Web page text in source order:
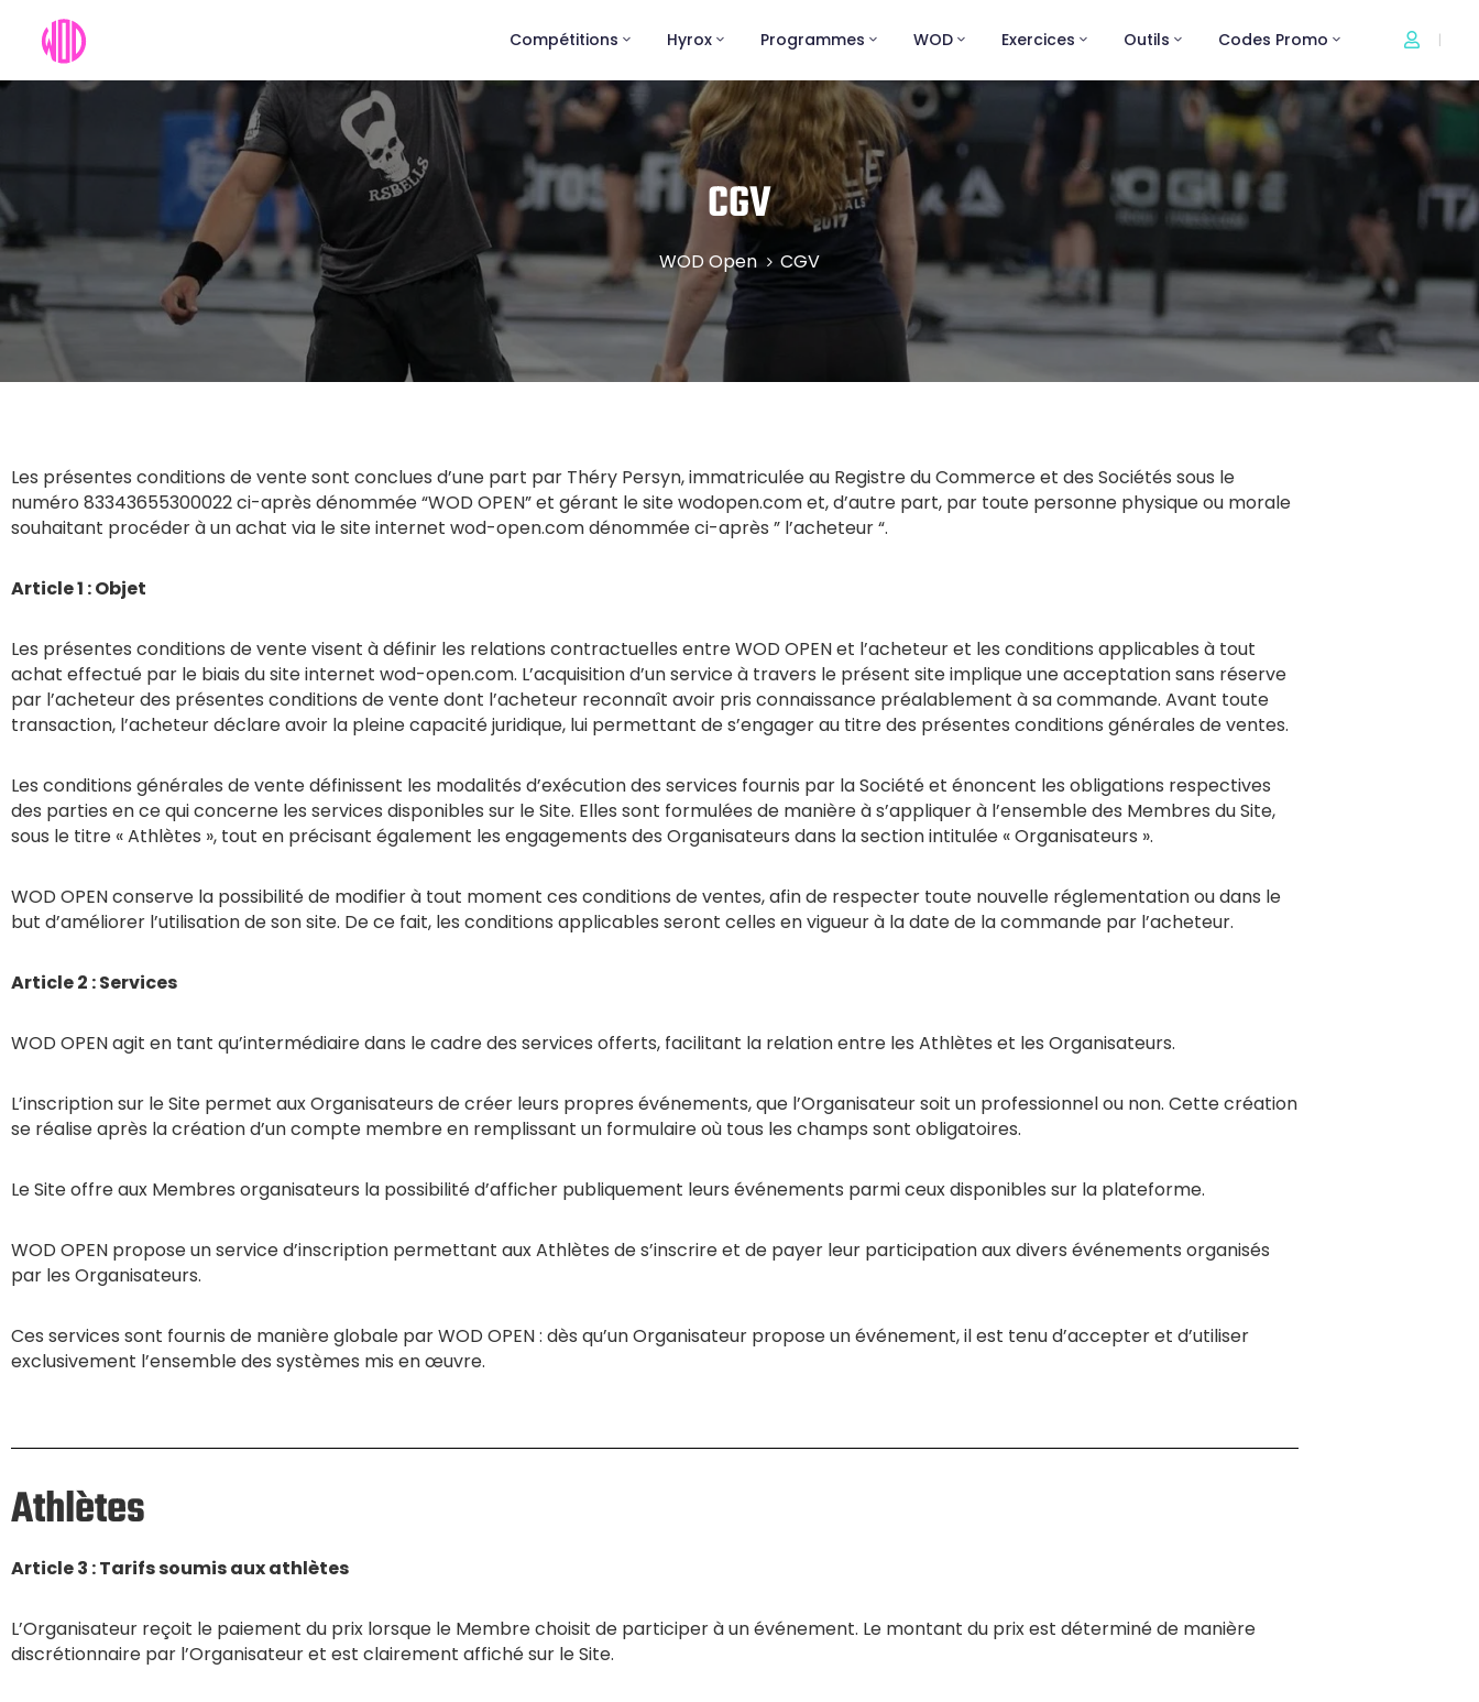
Compétitions Hyrox Programmes WOD Exercices Outils Codes Promo
CGV
WOD Open CGV
Les présentes conditions de vente sont conclues d’une part par Théry Persyn, immatriculée au Registre du Commerce et des Sociétés sous le
numéro 83343655300022 ci-après dénommée “WOD OPEN” et gérant le site wodopen.com et, d’autre part, par toute personne physique ou morale
souhaitant procéder à un achat via le site internet wod-open.com dénommée ci-après ” l’acheteur “.
Article 1 : Objet
Les présentes conditions de vente visent à définir les relations contractuelles entre WOD OPEN et l’acheteur et les conditions applicables à tout
achat effectué par le biais du site internet wod-open.com. L’acquisition d’un service à travers le présent site implique une acceptation sans réserve
par l’acheteur des présentes conditions de vente dont l’acheteur reconnaît avoir pris connaissance préalablement à sa commande. Avant toute
transaction, l’acheteur déclare avoir la pleine capacité juridique, lui permettant de s’engager au titre des présentes conditions générales de ventes.
Les conditions générales de vente définissent les modalités d’exécution des services fournis par la Société et énoncent les obligations respectives
des parties en ce qui concerne les services disponibles sur le Site. Elles sont formulées de manière à s’appliquer à l’ensemble des Membres du Site,
sous le titre « Athlètes », tout en précisant également les engagements des Organisateurs dans la section intitulée « Organisateurs ».
WOD OPEN conserve la possibilité de modifier à tout moment ces conditions de ventes, afin de respecter toute nouvelle réglementation ou dans le
but d’améliorer l’utilisation de son site. De ce fait, les conditions applicables seront celles en vigueur à la date de la commande par l’acheteur.
Article 2 : Services
WOD OPEN agit en tant qu’intermédiaire dans le cadre des services offerts, facilitant la relation entre les Athlètes et les Organisateurs.
L’inscription sur le Site permet aux Organisateurs de créer leurs propres événements, que l’Organisateur soit un professionnel ou non. Cette création
se réalise après la création d’un compte membre en remplissant un formulaire où tous les champs sont obligatoires.
Le Site offre aux Membres organisateurs la possibilité d’afficher publiquement leurs événements parmi ceux disponibles sur la plateforme.
WOD OPEN propose un service d’inscription permettant aux Athlètes de s’inscrire et de payer leur participation aux divers événements organisés
par les Organisateurs.
Ces services sont fournis de manière globale par WOD OPEN : dès qu’un Organisateur propose un événement, il est tenu d’accepter et d’utiliser
exclusivement l’ensemble des systèmes mis en œuvre.
Athlètes
Article 3 : Tarifs soumis aux athlètes
L’Organisateur reçoit le paiement du prix lorsque le Membre choisit de participer à un événement. Le montant du prix est déterminé de manière
discrétionnaire par l’Organisateur et est clairement affiché sur le Site.